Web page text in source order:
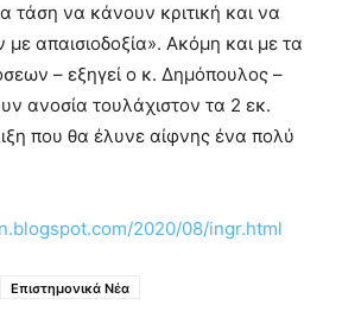
τάση να κάνουν κριτική και να
με απαισιοδοξία». Ακόμη και με τα
– εξηγεί ο κ. Δημόπουλος –
ανοσία τουλάχιστον τα 2 εκ.
που θα έλυνε αίφνης ένα πολύ
2020/08/ingr.html
Επιστημονικά Νέα